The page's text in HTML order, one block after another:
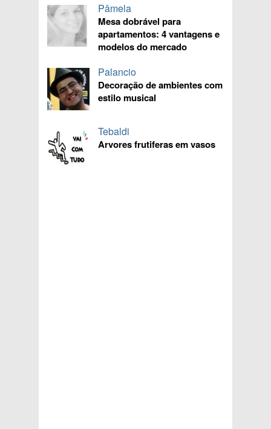
Pâmela
Mesa dobrável para
apartamentos: 4 vantagens e
modelos do mercado
Palancio
Decoração de ambientes com
estilo musical
Tebaldi
Arvores frutiferas em vasos